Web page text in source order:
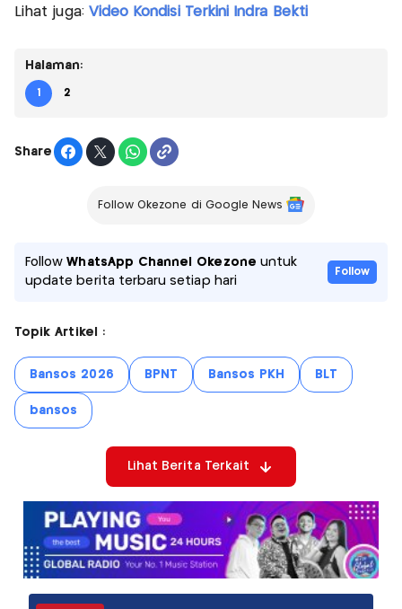
Lihat juga: Video Kondisi Terkini Indra Bekti
Halaman:
1 2
Share
Follow Okezone di Google News
FollowWhatsApp Channel Okezone untuk
update berita terbaru setiap hari
Follow
Topik Artikel :
Bansos 2026 BPNT Bansos PKH BLT
bansos
Lihat Berita Terkait